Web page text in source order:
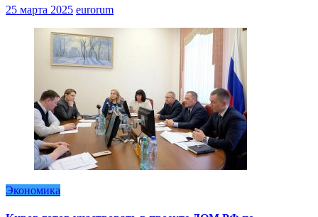
25 марта 2025 eurorum
Экономика